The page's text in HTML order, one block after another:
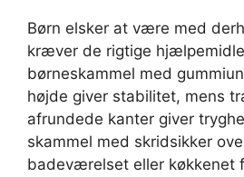
Børn elsker at være med
kræver de rigtige
børneskammel med
højde giver stabilitet, mens
afrundede kanter giver
skammel med skridsikker
badeværelset eller køkkenet